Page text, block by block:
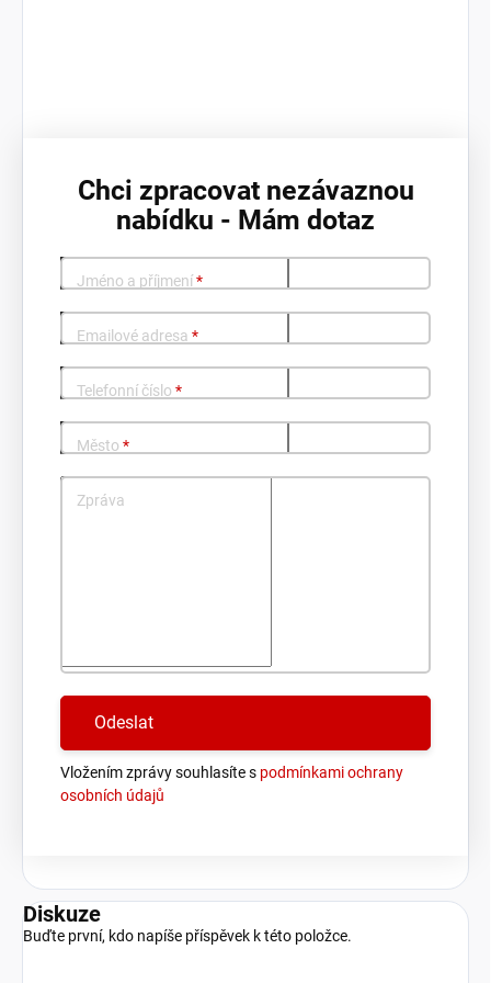
Chci zpracovat nezávaznou
nabídku - Mám dotaz
Jméno a příjmení*
Emailové adresa *
Telefonní číslo *
Město *
Zpráva
Vložením zprávy souhlasíte s podmínkami ochrany
osobních údajů
Diskuze
Buďte první, kdo napíše příspěvek k této položce.